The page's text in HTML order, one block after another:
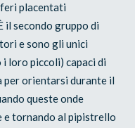
placentati
il secondo gruppo di
e sono gli unici
loro piccoli) capaci di
orientarsi durante il
queste onde
tornando al pipistrello